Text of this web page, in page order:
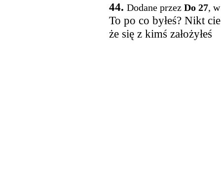
44. Dodane przez Do 27,
To po co byłeś? Nikt
że się z kimś założyłeś